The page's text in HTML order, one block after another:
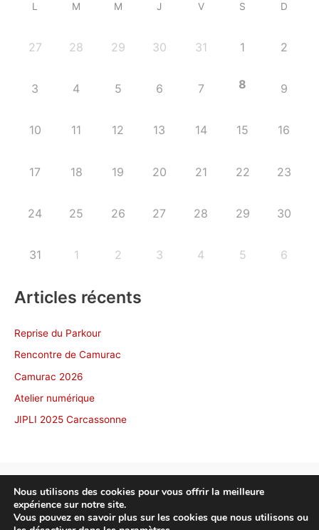
L M M J V S D
27 28 29 30 31 1 2
3 4 5 6 7 8 9
10 11 12 13 14 15 16
17 18 19 20 21 22 23
24 25 26 27 28 29 30
31 1 2 3 4 5 6
Articles récents
Reprise du Parkour
Rencontre de Camurac
Camurac 2026
Atelier numérique
JIPLI 2025 Carcassonne
Copyright © 2026 NonscÔ Toulouse
Nous utilisons des cookies pour vous offrir la meilleure
expérience sur notre site.
Vous pouvez en savoir plus sur les cookies que nous utilisons ou